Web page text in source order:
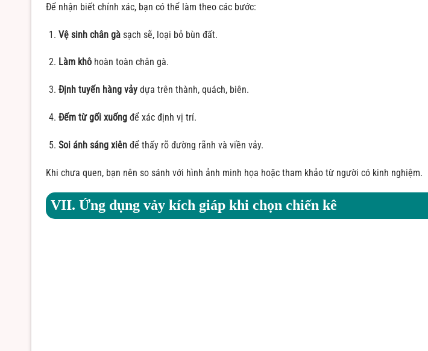
Để nhận biết chính xác, bạn có thể làm theo các bước:
Vệ sinh chân gàsạch sẽ, loại bỏ bùn đất.
Làm khôhoàn toàn chân gà.
Định tuyến hàng vảydựa trên thành, quách, biên.
Đếm từ gối xuốngđể xác định vị trí.
Soi ánh sáng xiênđể thấy rõ đường rãnh và viền vảy.
Khi chưa quen, bạn nên so sánh với hình ảnh minh họa hoặc tham khảo từ người có kinh nghiệm.
VII. Ứng dụng vảy kích giáp khi chọn chiến kê